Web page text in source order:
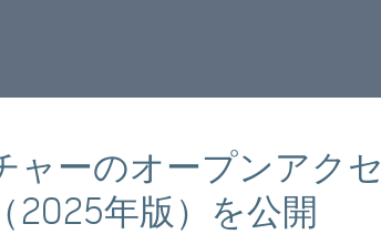
ャーのオープンアクセ
2025年版）を公開